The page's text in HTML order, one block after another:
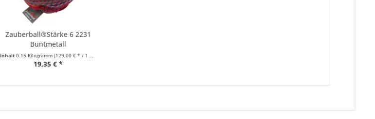
Zauberball®Stärke 6 2231
Buntmetall
Inhalt0.15 Kilogramm(129,00 € * / 1 Kilogramm)
19,35 € *